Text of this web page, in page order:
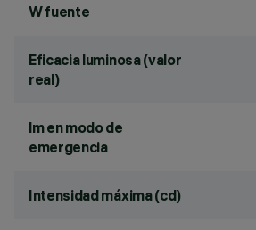
W fuente
Eficacia luminosa (valor
real)
lm en modo de
emergencia
Intensidad máxima (cd)